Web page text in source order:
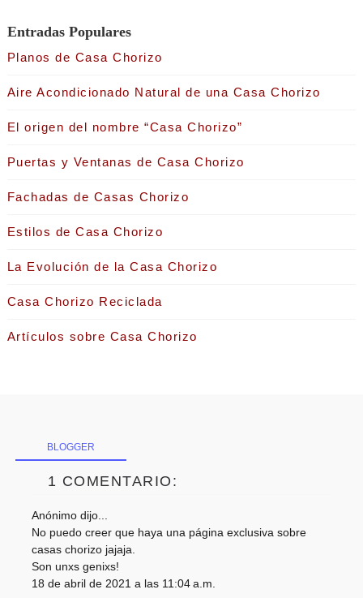
Entradas Populares
Planos de Casa Chorizo
Aire Acondicionado Natural de una Casa Chorizo
El origen del nombre “Casa Chorizo”
Puertas y Ventanas de Casa Chorizo
Fachadas de Casas Chorizo
Estilos de Casa Chorizo
La Evolución de la Casa Chorizo
Casa Chorizo Reciclada
Artículos sobre Casa Chorizo
BLOGGER
1 COMENTARIO:
Anónimo dijo...
No puedo creer que haya una página exclusiva sobre
casas chorizo jajaja.
Son unxs genixs!
18 de abril de 2021 a las 11:04 a.m.